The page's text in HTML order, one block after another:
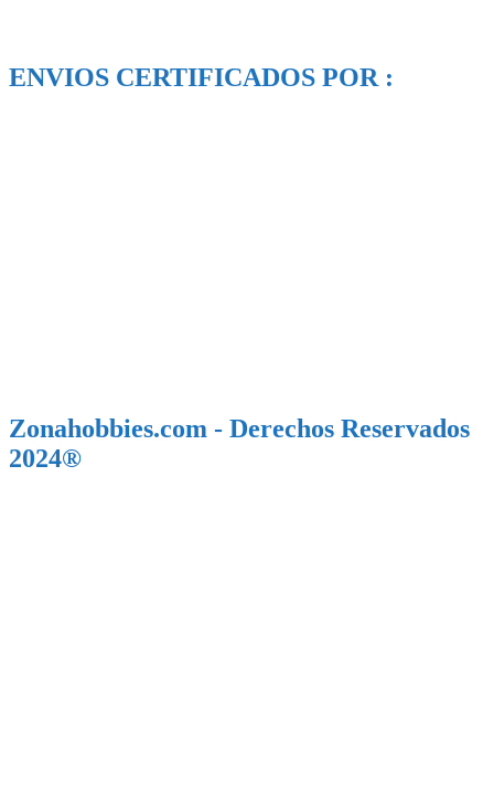
ENVIOS CERTIFICADOS POR :
Zonahobbies.com - Derechos Reservados
2024®